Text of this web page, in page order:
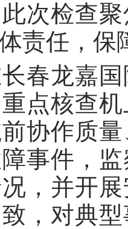
次检查
责任，保
龙嘉国
点核查
协作质
事件，
，并开
，对典